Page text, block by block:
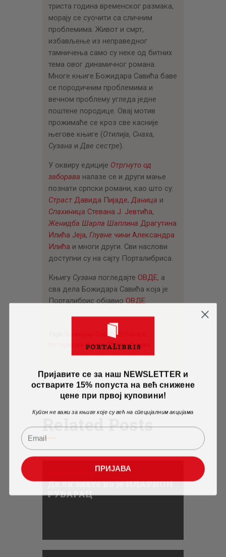
триста година временског размака,
морају се суочити са сличним
проблемима. Живот и смрт,
избављење из неправедног
тамничења само су неке од битних
тема овог динамичног романа.
Многе књиге Божидара Савића баве
се породичним проблемима и
вечном проблему угледа једне
поштене породице. Овај мотив
прожимаће се кроз све касније
његове књиге (Отилија, Снаха,
Сузана и Две сестре).
У оквиру едиције Отргнуто од
заборава налазе се и други мање
познати српски романи, као што су:
Страст Давида Пијаде,Даница и
Спахиница Стевана Ј. Јевтића,
Женидба Шарла Шаплина Драгутина
Илића Јеја, Глувне чини Александра
Илића и многи други. Сви наслови
доступни су на сајту Порталибриса.
Књигу Сузана погледајте ОВДЕ, а
сва дела Божидара Савића која је
Порталибрис објавиоОВДЕ.
Божидар Савић ,Историја
Историјски Роман, Роман ,Сузана
Related Posts
Да ли знате ко је ИЛАРИОН
РУВАРАЦ
Пријавите се за наш NEWSLETTER и
остварите 15% попуста на већ снижене
цене при првој куповини!
Купон не важи за књиге које су већ на специјалним акцијама
ПРИЈАВА